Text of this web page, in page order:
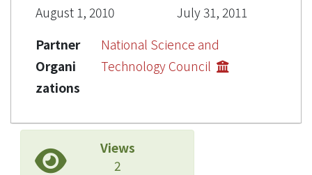
August 1, 2010
July 31, 2011
Partner
Organi
zations
National Science and
Technology Council
Views
2